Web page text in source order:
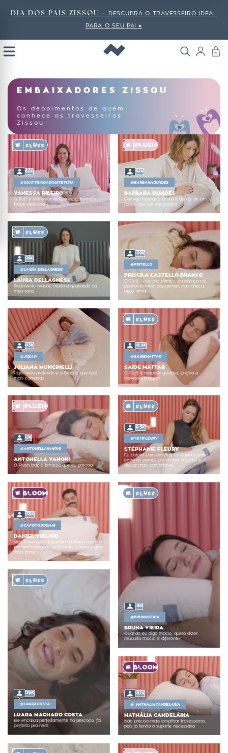
DIA DOS PAIS ZISSOU - DESCUBRA O TRAVESSEIRO IDEAL
PARA O SEU PAI ▸
Open
EMBAIXADORES ZISSOU
Os depoimentos de quem
conhece os travesseiros
Zissou
182K
@QUATTRINOARQUITETURA
VANESSA RIBEIRO
O fluff é extremamente macio, tem um
toque delicioso
162K
@BARBARADUNDES
BARBARA DUNDES
Consigo regular a altura e deixar de uma
forma que ele me abraça
219K
@LAURA.DELLAGNESE
LAURA DELLAGNESE
Realmente mudou muito a qualidade do
meu sono
229K
@PRITELLO
PRISCILA CASTELLO BRANCO
O Fluff — ele me abraça, eu abraço ele,
ponho no meio das pernas, na cabeça,
beijo, amo!
103K
@JUZAO
JULIANA MUNCINELLI
Hoje, meu preferido é o Bloom, que tem
mais camadas
80.2K
@SAIDEMATTAR
SAIDE MATTAR
O Fluff é macio e gostoso, prefiro o
travesseiro assim
55K
@ANTONELLAVANONI
ANTONELLA VANONI
O Plush traz a firmeza que eu preciso
10.5K
@TETIFLEURY
STÉPHANIE FLEURY
Eu durmo com um fluff embaixo e outro
entre as pernas pra alinhar o corpo e
deixar mais confortável.
255K
@CAFOFODODANI
DANIEL VIRGNIO
Meu travesseiro favorito é o Bloom porque
ele tem camadas, uma mais fofinha e uma
mais firme
1.6M
@BRUNAVIEIRA
BRUNA VIEIRA
Quando eu digo macio, quero dizer
muuuito macio. É diferente!
336K
@LUARACOSTA
LUARA MACHADO COSTA
Ele encaixa perfeitamente no pescoço, foi
perfeito pra mim
387K
@ _NATHALIACANDELARIA
NATHÁLIA CANDELÁRIA
Não preciso mais empilhar travesseiros,
pois já tenho o suporte necessário